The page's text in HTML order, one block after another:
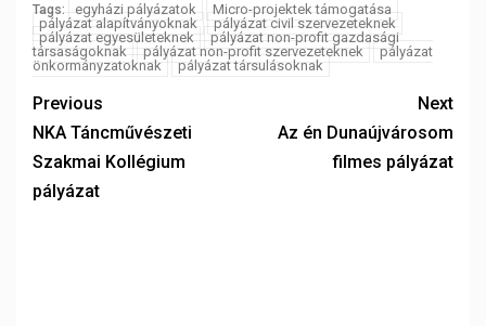
Tags: egyházi pályázatok
Micro-projektek támogatása
pályázat alapítványoknak
pályázat civil szervezeteknek
pályázat egyesületeknek
pályázat non-profit gazdasági
társaságoknak
pályázat non-profit szervezeteknek
pályázat
önkormányzatoknak
pályázat társulásoknak
Previous
NKA Táncművészeti
Szakmai Kollégium
pályázat
Next
Az én Dunaújvárosom
filmes pályázat